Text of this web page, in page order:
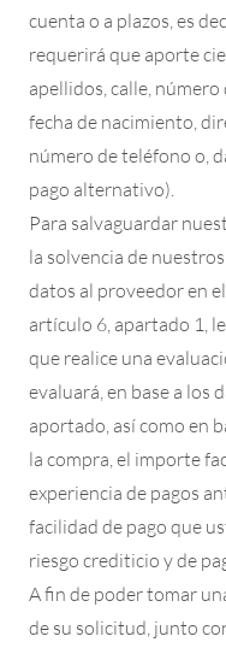
cuenta o a plazos, es
requerirá que aporte
apellidos, calle,
fecha de nacimiento,
número de teléfono o,
pago alternativo).
Para salvaguardar
la solvencia de
datos al proveedor en
artículo 6, apartado 1,
que realice una
evaluará, en base a los
aportado, así como en
la compra, el importe
experiencia de pagos
facilidad de pago que
riesgo crediticio y de
A fin de poder tomar
de su solicitud, junto